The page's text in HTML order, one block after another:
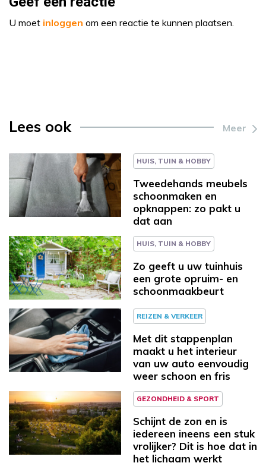
U moet inloggen om een reactie te kunnen plaatsen.
Lees ook Meer
HUIS, TUIN & HOBBY
Tweedehands meubels
schoonmaken en
opknappen: zo pakt u
dat aan
HUIS, TUIN & HOBBY
Zo geeft u uw tuinhuis
een grote opruim- en
schoonmaakbeurt
REIZEN & VERKEER
Met dit stappenplan
maakt u het interieur
van uw auto eenvoudig
weer schoon en fris
GEZONDHEID & SPORT
Schijnt de zon en is
iedereen ineens een stuk
vrolijker? Dit is hoe dat in
het lichaam werkt